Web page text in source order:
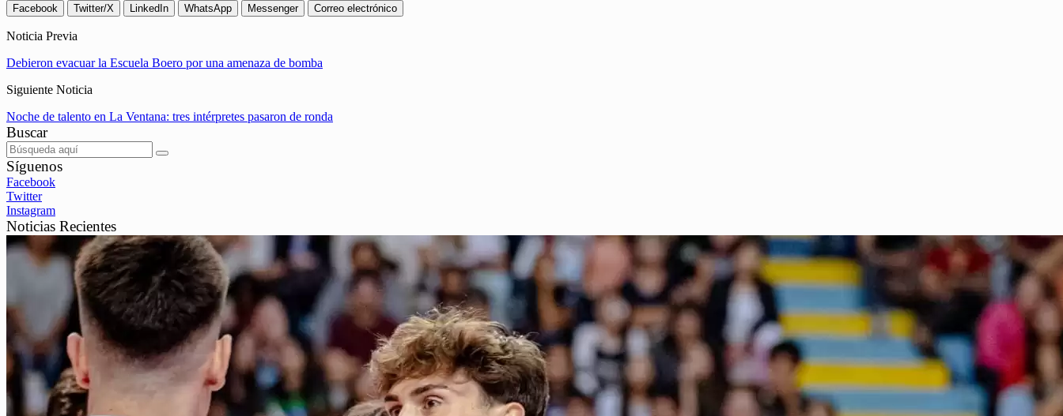
Facebook Twitter/X LinkedIn WhatsApp Messenger Correo electrónico
Noticia Previa
Debieron evacuar la Escuela Boero por una amenaza de bomba
Siguiente Noticia
Noche de talento en La Ventana: tres intérpretes pasaron de ronda
Buscar
Síguenos
Facebook
Twitter
Instagram
Noticias Recientes